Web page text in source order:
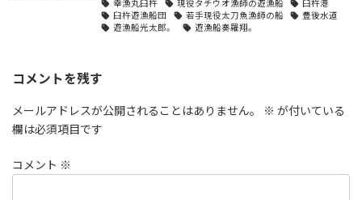
幸漁丸臼杵
現役タチウオ漁師の遊漁船
臼杵港
臼杵遊漁船団
若手現役太刀魚漁師の船
豊後水道
遊漁船光太郎。
遊漁船奏羅翔。
コメントを残す
メールアドレスが公開されることはありません。 ※ が付いている
欄は必須項目です
コメント ※